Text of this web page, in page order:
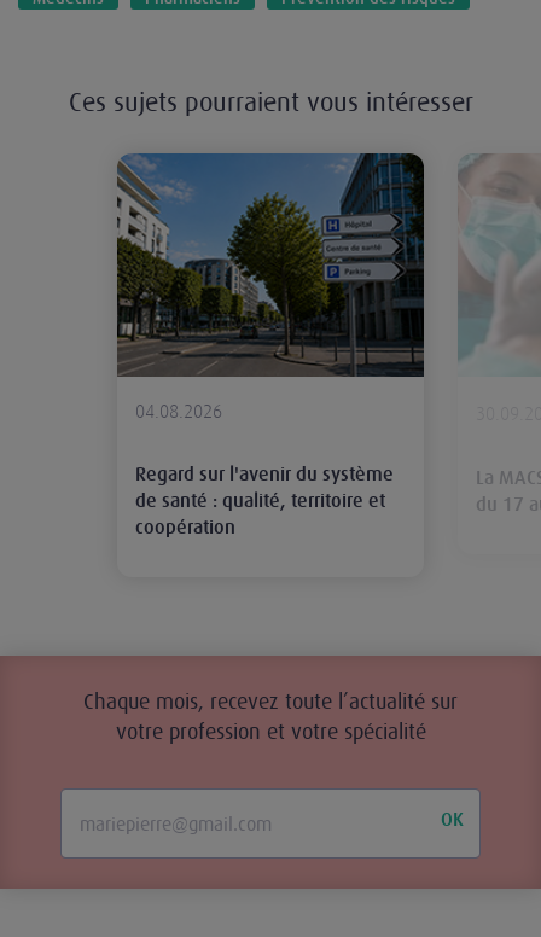
Ces sujets pourraient vous intéresser
Regard sur l'avenir du système
04.08.2026
Regard sur l'avenir du système
de santé : qualité, territoire et
coopération
La
du 17
Chaque mois, recevez toute l’actualité sur
votre profession et votre spécialité
OK